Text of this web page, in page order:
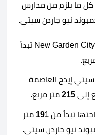
ما يلزم من مدارس
نيو جاردن سيتي.
مساحة شقة غرفة واحدة في New Garden City تبدأ
إيدج العاصمة
إلى 215 متر مربع.
191 متر
نيو جاردن سيتي.